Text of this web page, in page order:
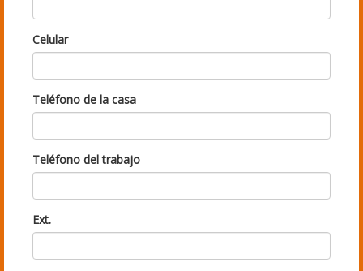
Celular
Teléfono de la casa
Teléfono del trabajo
Ext.